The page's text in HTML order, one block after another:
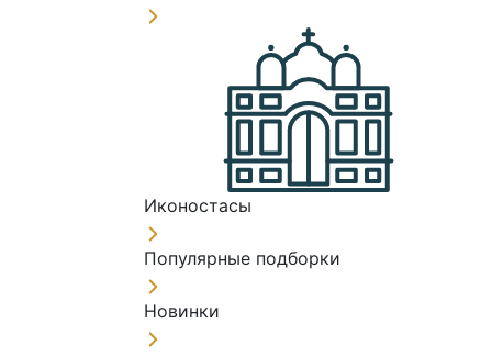
Иконостасы
Популярные подборки
Новинки